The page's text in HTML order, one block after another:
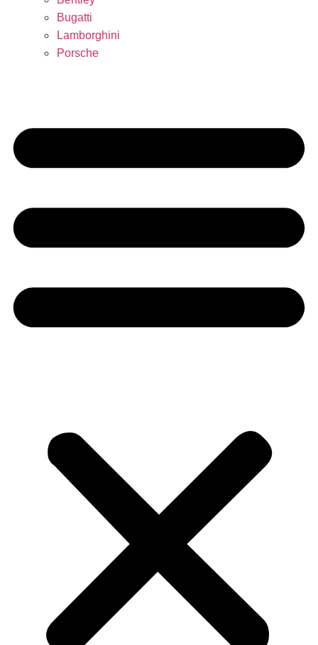
Bugatti
Lamborghini
Porsche